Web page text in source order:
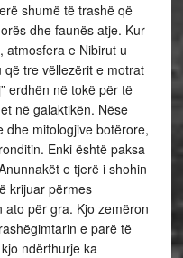
shumë të trashë që
dhe faunës atje. Kur
atmosfera e Nibirut u
që tre vëllezërit e motrat
erdhën në tokë për të
në galaktikën. Nëse
dhe mitologjive botërore,
Enki është paksa
e tjerë i shohin
krijuar përmes
për gra. Kjo zemëron
e parë të
ndërthurje ka